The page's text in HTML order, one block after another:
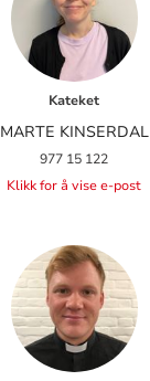
Kateket
MARTE KINSERDAL
977 15 122
Klikk for å vise e-post